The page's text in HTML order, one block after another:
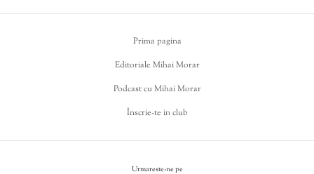
Prima pagina
Editoriale Mihai Morar
Podcast cu Mihai Morar
Înscrie-te in club
Urmareste-ne pe